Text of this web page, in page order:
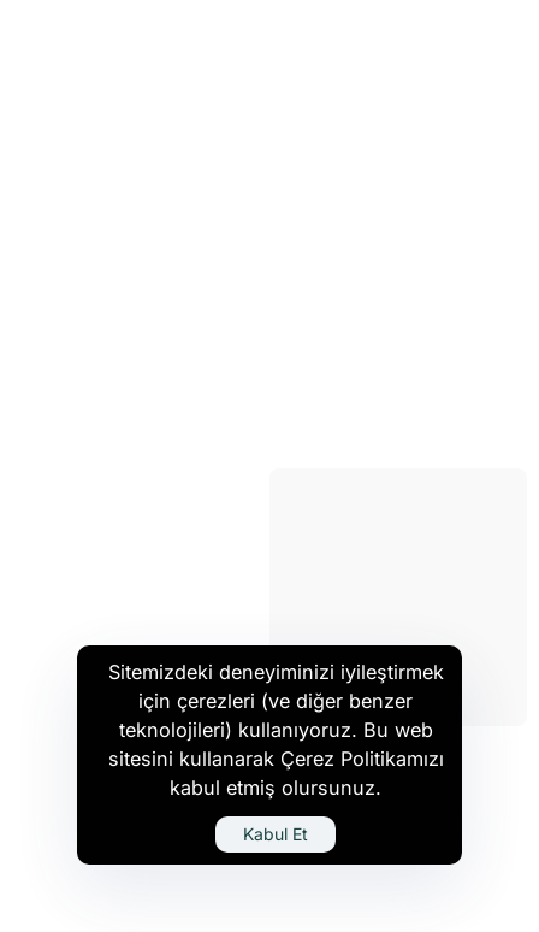
Sitemizdeki deneyiminizi iyileştirmek
için çerezleri (ve diğer benzer
teknolojileri) kullanıyoruz. Bu web
sitesini kullanarak Çerez Politikamızı
kabul etmiş olursunuz.
Kabul Et